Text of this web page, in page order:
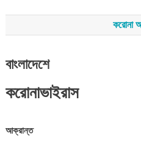
করোনা
বাংলাদেশে
করোনাভাইরাস
আক্রান্ত